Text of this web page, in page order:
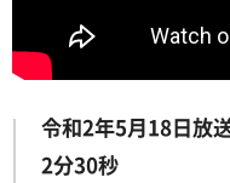
令和2年5月18日放
2分30秒